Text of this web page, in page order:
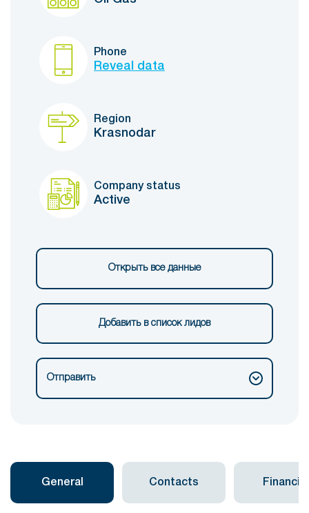
Phone
Reveal data
Region
Krasnodar
Company status
Active
Открыть все данные
Добавить в список лидов
Отправить
General Contacts Financial